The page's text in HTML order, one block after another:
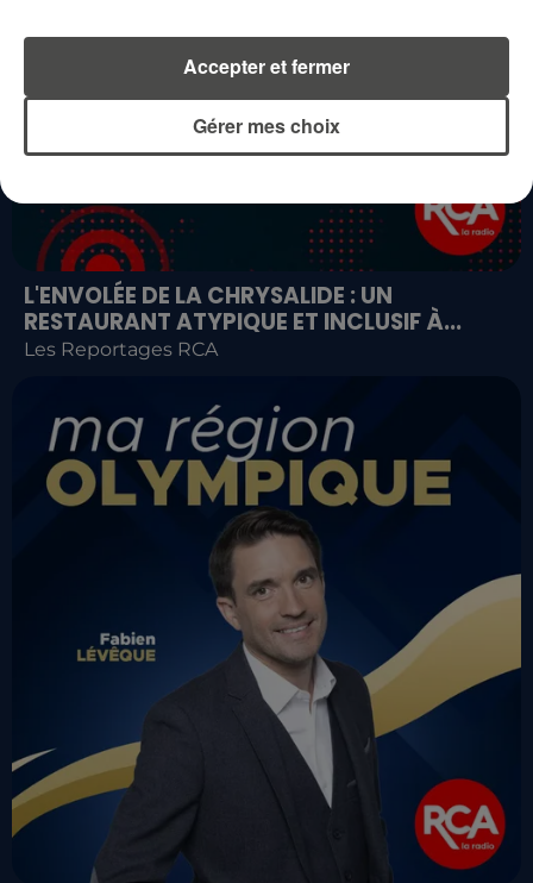
L'ENVOLÉE DE LA CHRYSALIDE : UN
RESTAURANT ATYPIQUE ET INCLUSIF À...
Les Reportages RCA
Gérer mes choix
Accepter et fermer